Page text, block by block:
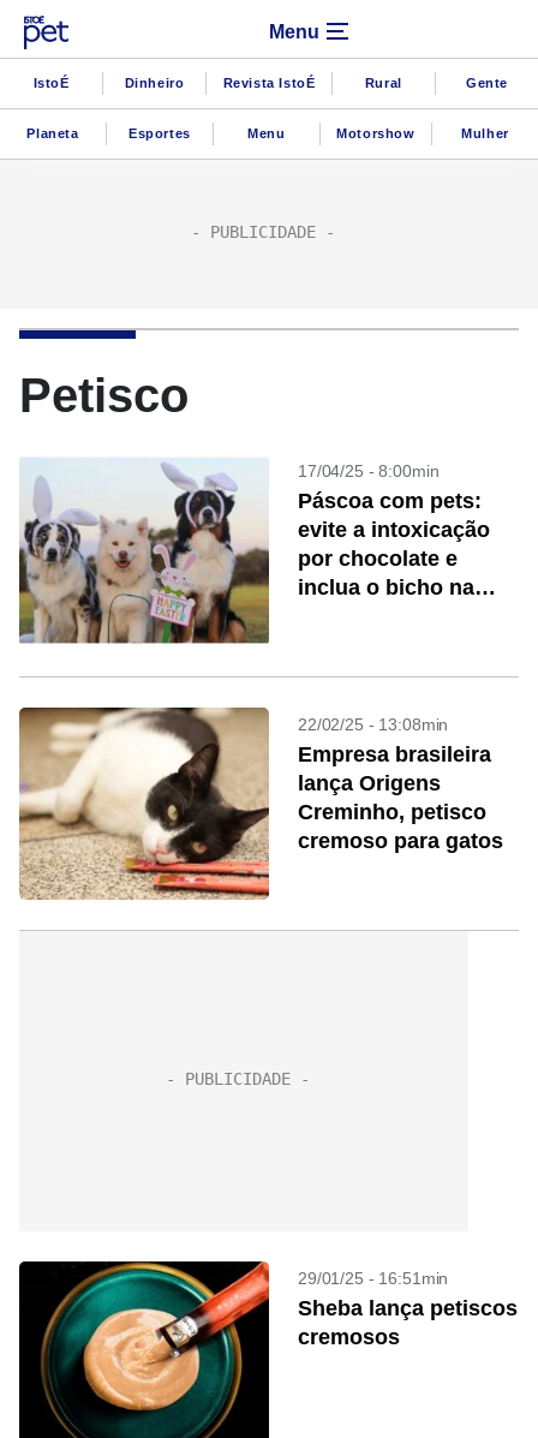
Menu
IstoÉ Dinheiro Revista IstoÉ Rural Gente
Planeta Esportes Menu Motorshow Mulher
Petisco
17/04/25 - 8:00min
Páscoa com pets:
evite a intoxicação
por chocolate e
inclua o bicho na
22/02/25 - 13:08min
Empresa brasileira
lança Origens
Creminho, petisco
cremoso para gatos
29/01/25 - 16:51min
Sheba lança petiscos
cremosos